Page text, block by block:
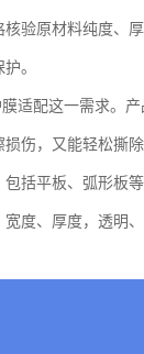
验原材料纯度、
。
适配这一需求。
伤，又能轻松撕
括平板、弧形板
度、厚度，透明